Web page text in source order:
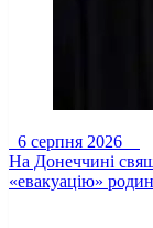
6 серпня 2026
На Донеччині
«евакуацію»